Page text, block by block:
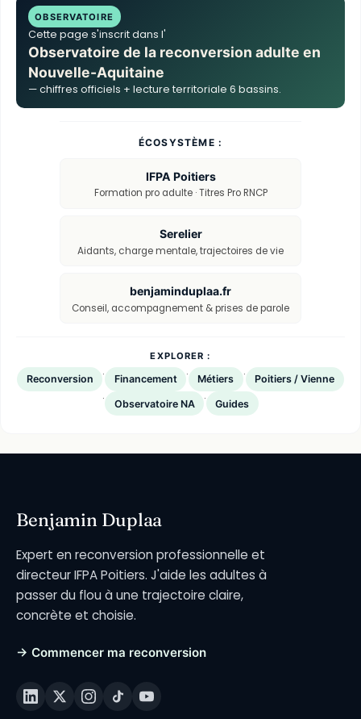
OBSERVATOIRE
Cette page s'inscrit dans l'
Observatoire de la reconversion adulte en
Nouvelle-Aquitaine
— chiffres officiels + lecture territoriale 6 bassins.
ÉCOSYSTÈME :
IFPA Poitiers
Formation pro adulte · Titres Pro RNCP
Serelier
Aidants, charge mentale, trajectoires de vie
benjaminduplaa.fr
Conseil, accompagnement & prises de parole
EXPLORER :
Reconversion · Financement · Métiers · Poitiers / Vienne
· Observatoire NA · Guides
Benjamin Duplaa
Expert en reconversion professionnelle et
directeur IFPA Poitiers. J'aide les adultes à
passer du flou à une trajectoire claire,
concrète et choisie.
→ Commencer ma reconversion